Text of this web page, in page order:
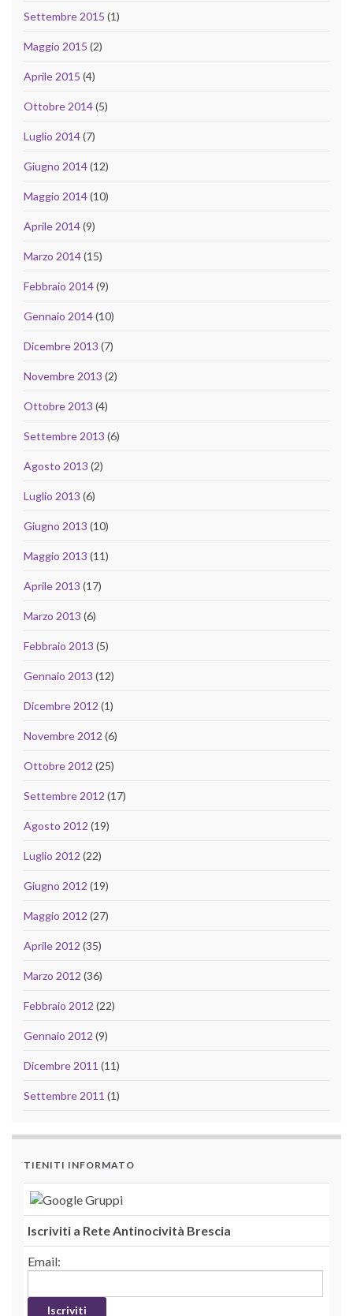
Settembre 2015 (1)
Maggio 2015 (2)
Aprile 2015 (4)
Ottobre 2014(5)
Luglio 2014(7)
Giugno 2014(12)
Maggio 2014(10)
Aprile 2014(9)
Marzo 2014(15)
Febbraio 2014(9)
Gennaio 2014(10)
Dicembre 2013 (7)
Novembre 2013 (2)
Ottobre 2013 (4)
Settembre 2013 (6)
Agosto 2013 (2)
Luglio 2013 (6)
Giugno 2013 (10)
Maggio 2013 (11)
Aprile 2013 (17)
Marzo 2013 (6)
Febbraio 2013 (5)
Gennaio 2013 (12)
Dicembre 2012 (1)
Novembre 2012 (6)
Ottobre 2012 (25)
Settembre 2012 (17)
Agosto 2012 (19)
Luglio 2012 (22)
Giugno 2012 (19)
Maggio 2012 (27)
Aprile 2012 (35)
Marzo 2012 (36)
Febbraio 2012 (22)
Gennaio 2012 (9)
Dicembre 2011 (11)
Settembre 2011 (1)
TIENITI INFORMATO
Iscriviti a Rete Antinocività Brescia
Email: